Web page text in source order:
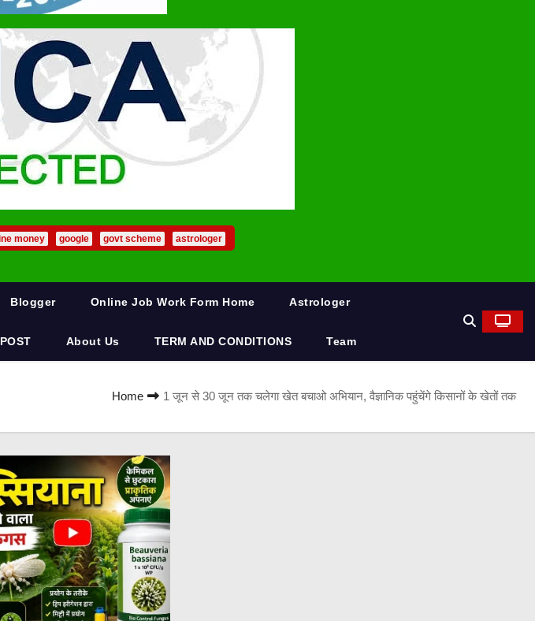
money google govt scheme astrologer
Blogger Online Job Work Form Home Astrologer
About Us TERM AND CONDITIONS Team
Home 1 जून से 30 जून तक चलेगा खेत बचाओ अभियान, वैज्ञानिक पहुंचेंगे किसानों के खेतों तक